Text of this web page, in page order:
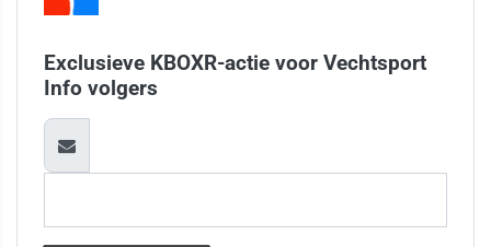
Exclusieve KBOXR-actie voor Vechtsport
Info volgers